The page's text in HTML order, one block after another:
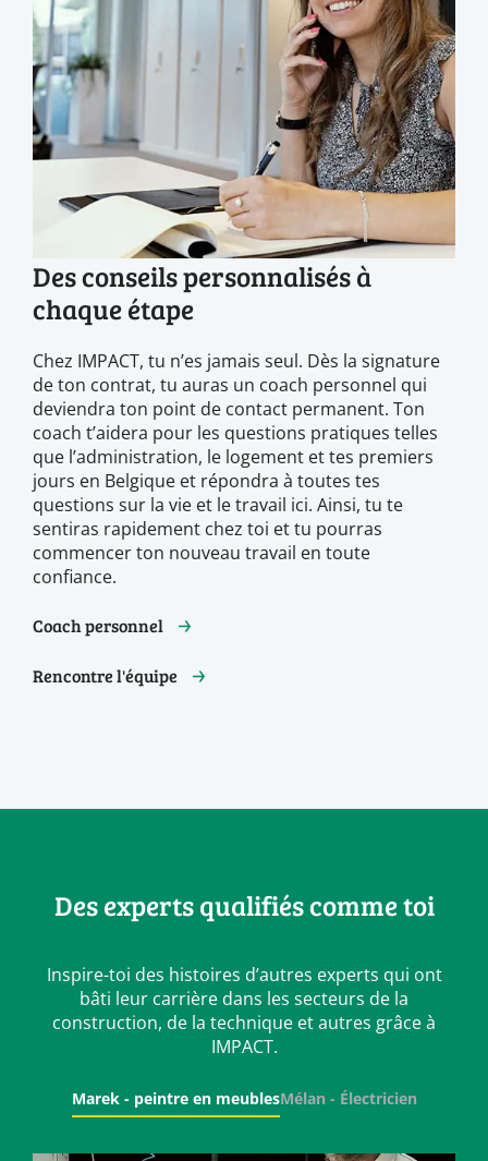
Des conseils personnalisés à
chaque étape
Chez IMPACT, tu n’es jamais seul. Dès la signature
de ton contrat, tu auras un coach personnel qui
deviendra ton point de contact permanent. Ton
coach t’aidera pour les questions pratiques telles
que l’administration, le logement et tes premiers
jours en Belgique et répondra à toutes tes
questions sur la vie et le travail ici. Ainsi, tu te
sentiras rapidement chez toi et tu pourras
commencer ton nouveau travail en toute
confiance.
Coach personnel
Rencontre l'équipe
Des experts qualifiés comme toi
Inspire-toi des histoires d’autres experts qui ont
bâti leur carrière dans les secteurs de la
construction, de la technique et autres grâce à
IMPACT.
Marek - peintre en meublesMélan - Électricien